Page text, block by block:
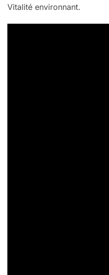
Vitalité environnant.